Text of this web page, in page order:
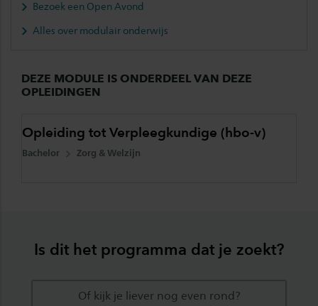
Bezoek een Open Avond
Alles over modulair onderwijs
DEZE MODULE IS ONDERDEEL VAN DEZE
OPLEIDINGEN
Opleiding tot Verpleegkundige (hbo-v)
Bachelor Zorg & Welzijn
Is dit het programma dat je zoekt?
Of kijk je liever nog even rond?